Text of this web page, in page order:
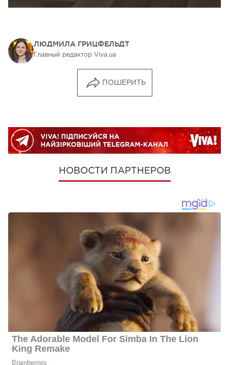
ЛЮДМИЛА ГРИЦФЕЛЬДТ
Главный редактор Viva.ua
ПОШЕРИТЬ
НОВОСТИ ПАРТНЕРОВ